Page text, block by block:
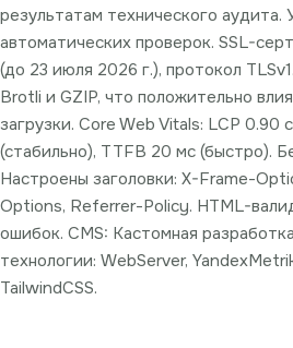
результатам технического аудита.
автоматических проверок. SSL-
(до 23 июля 2026 г.), протокол
Brotli и GZIP, что положительно
загрузки. Core Web Vitals: LCP 0.90
(стабильно), TTFB 20 мс (быстро).
Настроены заголовки: X-Frame-
Options, Referrer-Policy. HTML-
ошибок. CMS: Кастомная
технологии: WebServer,
TailwindCSS.